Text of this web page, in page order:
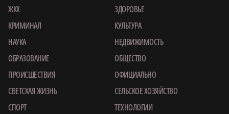
ЖКХ
ЗДОРОВЬЕ
КРИМИНАЛ
КУЛЬТУРА
НАУКА
НЕДВИЖИМОСТЬ
ОБРАЗОВАНИЕ
ОБЩЕСТВО
ПРОИСШЕСТВИЯ
ОФИЦИАЛЬНО
СВЕТСКАЯ ЖИЗНЬ
СЕЛЬСКОЕ ХОЗЯЙСТВО
СПОРТ
ТЕХНОЛОГИИ